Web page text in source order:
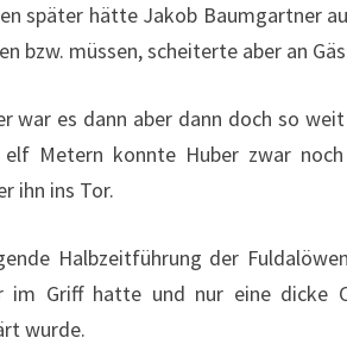
später hätte Jakob Baumgartner
bzw. müssen, scheiterte aber an
war es dann aber dann doch so
elf Metern konnte Huber zwar
ihn ins Tor.
Halbzeitführung der
im Griff hatte und nur eine dicke
wurde.